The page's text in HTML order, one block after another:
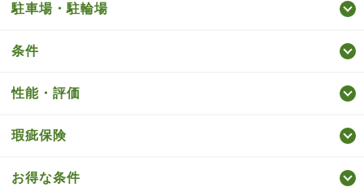
駐車場・駐輪場
条件
性能・評価
瑕疵保険
お得な条件